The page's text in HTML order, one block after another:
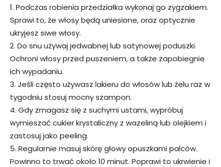
1. Podczas robienia przedziałka wykonaj go zygzakiem.
Sprawi to, że włosy będą uniesione, oraz optycznie
ukryjesz siwe włosy.
2. Do snu używaj jedwabnej lub satynowej poduszki.
Ochroni włosy przed puszeniem, a także zapobiegnie
ich wypadaniu.
3. Jeśli często używasz lakieru do włosów lub żelu raz w
tygodniu stosuj mocny szampon.
4. Gdy zmagasz się z suchymi ustami, wypróbuj
wymieszać cukier krystaliczny z wazeliną lub olejkiem i
zastosuj jako peeling.
5. Regularnie masuj skórę głowy opuszkami palców.
Powinno to trwać około 10 minut. Poprawi to ukrwienie i